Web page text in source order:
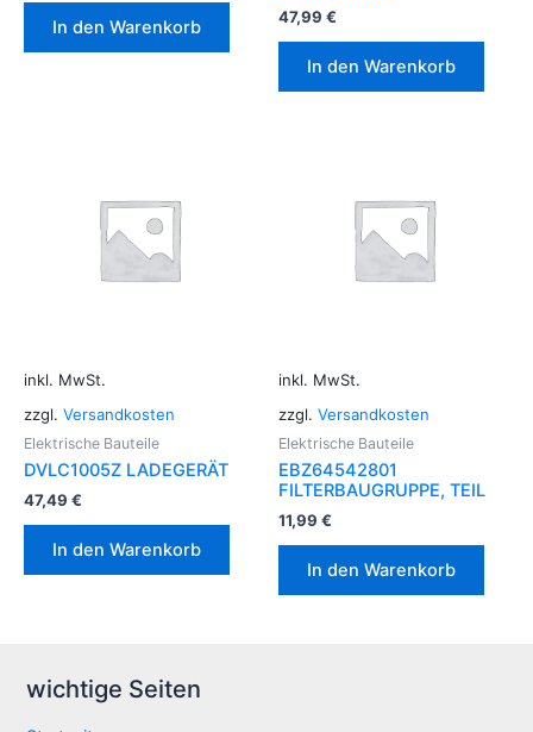
In den Warenkorb
47,99 €
In den Warenkorb
inkl. MwSt.
zzgl. Versandkosten
Elektrische Bauteile
DVLC1005Z LADEGERÄT
47,49 €
In den Warenkorb
inkl. MwSt.
zzgl. Versandkosten
Elektrische Bauteile
EBZ64542801
FILTERBAUGRUPPE, TEIL
11,99 €
In den Warenkorb
wichtige Seiten